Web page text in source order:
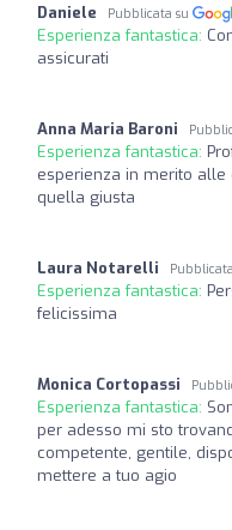
Daniele Pubblicata su
Esperienza fantastica:
assicurati
Anna Maria Baroni
Esperienza fantastica:
esperienza in merito
quella giusta
Laura Notarelli
Esperienza fantastica:
felicissima
Monica Cortopassi
Esperienza fantastica:
per adesso mi sto
competente, gentile,
mettere a tuo agio